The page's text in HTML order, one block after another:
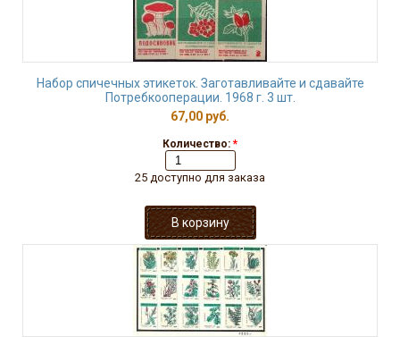
Набор спичечных этикеток. Заготавливайте и сдавайте
Потребкооперации. 1968 г. 3 шт.
67,00 руб.
Количество: *
25 доступно для заказа